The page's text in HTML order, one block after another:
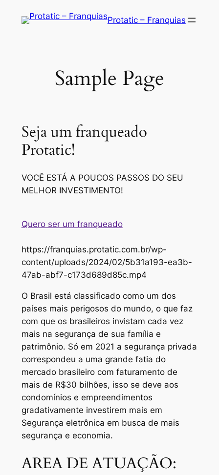
Protatic – Franquias
Sample Page
Seja um franqueado
Protatic!
VOCÊ ESTÁ A POUCOS PASSOS DO SEU
MELHOR INVESTIMENTO!
Quero ser um franqueado
https://franquias.protatic.com.br/wp-
content/uploads/2024/02/5b31a193-ea3b-
47ab-abf7-c173d689d85c.mp4
O Brasil está classificado como um dos
países mais perigosos do mundo, o que faz
com que os brasileiros invistam cada vez
mais na segurança de sua família e
patrimônio. Só em 2021 a segurança privada
correspondeu a uma grande fatia do
mercado brasileiro com faturamento de
mais de R$30 bilhões, isso se deve aos
condomínios e empreendimentos
gradativamente investirem mais em
Segurança eletrônica em busca de mais
segurança e economia.
AREA DE ATUAÇÃO: